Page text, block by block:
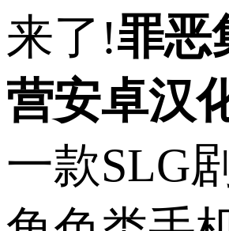
来了!罪恶
营安卓汉
一款SLG